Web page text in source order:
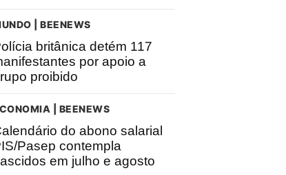
| BEENEWS
britânica detém 117
por apoio a
proibido
| BEENEWS
do abono salarial
Pasep contempla
em julho e agosto